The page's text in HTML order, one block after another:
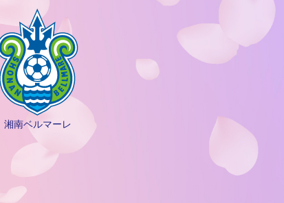
湘南ベルマーレ